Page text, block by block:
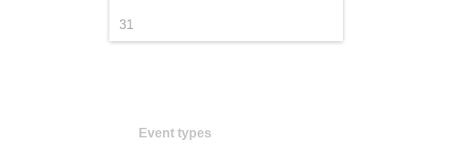
31
Event types